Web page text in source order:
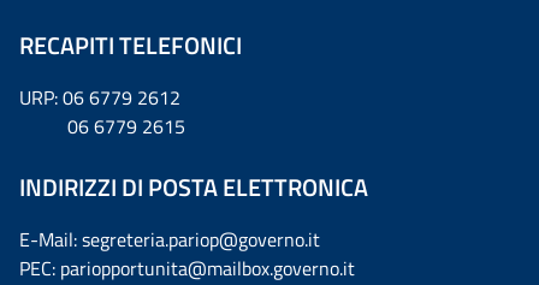
RECAPITI TELEFONICI
URP: 06 6779 2612
06 6779 2615
INDIRIZZI DI POSTA ELETTRONICA
E-Mail: segreteria.pariop@governo.it
PEC: pariopportunita@mailbox.governo.it